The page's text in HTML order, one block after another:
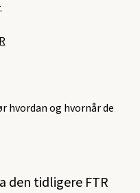
hvordan og hvornår de
den tidligere FTR